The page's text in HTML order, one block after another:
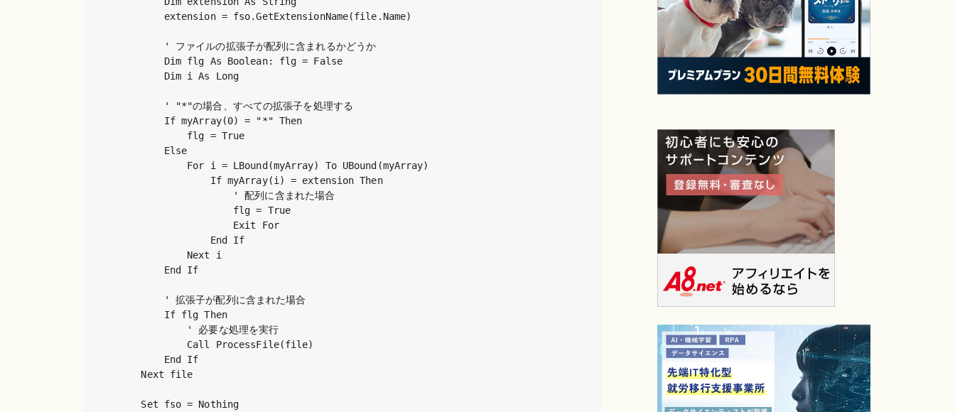
        extension = fso.GetExtensionName(file.Name)
        ' ファイルの拡張子が配列に含まれるかどうか
        Dim flg As Boolean: flg = False
        Dim i As Long
        ' "*"の場合、すべての拡張子を処理する
        If myArray(0) = "*" Then
            flg = True
        Else
            For i = LBound(myArray) To UBound(myArray)
                If myArray(i) = extension Then
                    ' 配列に含まれた場合
                    flg = True
                    Exit For
                End If
            Next i
        End If
        ' 拡張子が配列に含まれた場合
        If flg Then
            ' 必要な処理を実行
            Call ProcessFile(file)
        End If
    Next file
    Set fso = Nothing